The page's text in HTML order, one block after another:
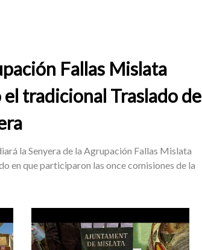
Fallas Mislata
tradicional Traslado de
la Senyera de la Agrupación Fallas Mislata
en que participaron las once comisiones de la